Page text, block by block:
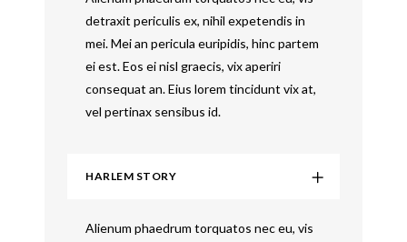
detraxit periculis ex, nihil expetendis in
mei. Mei an pericula euripidis, hinc partem
ei est. Eos ei nisl graecis, vix aperiri
consequat an. Eius lorem tincidunt vix at,
vel pertinax sensibus id.
HARLEM STORY
Alienum phaedrum torquatos nec eu, vis